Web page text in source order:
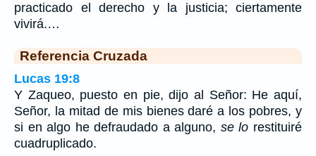
practicado el derecho y la justicia; ciertamente
vivirá.…
Referencia Cruzada
Lucas 19:8
Y Zaqueo, puesto en pie, dijo al Señor: He aquí,
Señor, la mitad de mis bienes daré a los pobres, y
si en algo he defraudado a alguno, se lo restituiré
cuadruplicado.